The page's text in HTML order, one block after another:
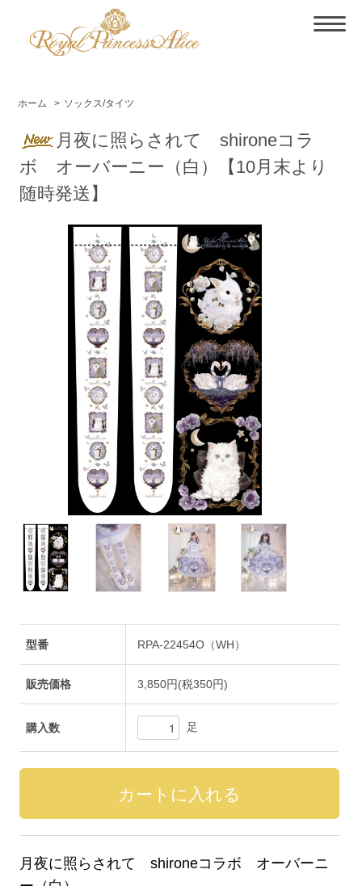
ホーム > ソックス/タイツ
月夜に照らされて shironeコラ
ボ オーバーニー（白）【10月末より
随時発送】
型番 RPA-22454O（WH）
販売価格 3,850円(税350円)
購入数 足
月夜に照らされて shironeコラボ オーバーニ